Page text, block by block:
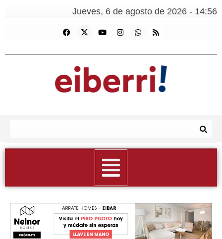
Jueves, 6 de agosto de 2026 - 14:56